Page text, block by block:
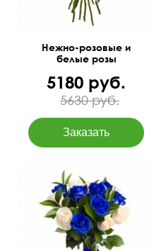
Нежно-розовые и
белые розы
5180 руб.
5630 руб.
60 см 35 см